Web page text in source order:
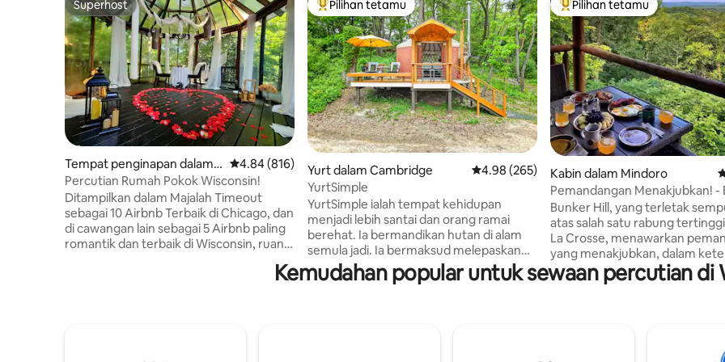
Superhost
Superhost
Tempat penginapan dalam R
acine
Penarafan purata 4.84 daripada 5, 816 ulasan
4.84 (816)
Percutian Rumah Pokok Wisconsin!
Ditampilkan dalam Majalah Timeout
sebagai 10 Airbnb Terbaik di Chicago, dan
di cawangan lain sebagai 5 Airbnb paling
romantik dan terbaik di Wisconsin, ruang
Pilihan utama tetamu
Pilihan tetamu
Yurt dalam Cambridge Penarafan purata 4.98 daripada 5, 265 ulasan
4.98 (265)
YurtSimple
YurtSimple ialah tempat kehidupan
menjadi lebih santai dan orang ramai
berehat. Ia bermandikan hutan di alam
semula jadi. Ia bermaksud melepaskan
diri daripada segala-galanya untuk
meluangkan masa dengan pasangan,
Pilihan utama tetamu
Pilihan tetamu
Kabin dalam Mindoro
Pemandangan Menakjubkan! -
Hill @HighPointRetreats
Bunker Hill, yang terletak
atas salah satu rabung
La Crosse, menawarkan
yang menakjubkan, dalam
yang tiada tandingan.
alunan alam semula jadi,
meluangkan masa berehat
Kemudahan popular untuk sewaan percutian di